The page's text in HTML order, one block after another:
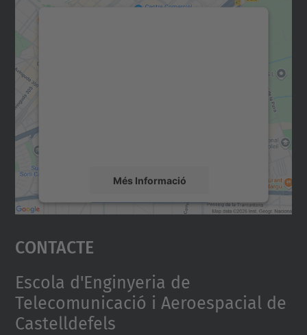
Més Informació
Accepta
powered by
Contacte
Escola d'Enginyeria de
Telecomunicació i Aeroespacial de
Castelldefels